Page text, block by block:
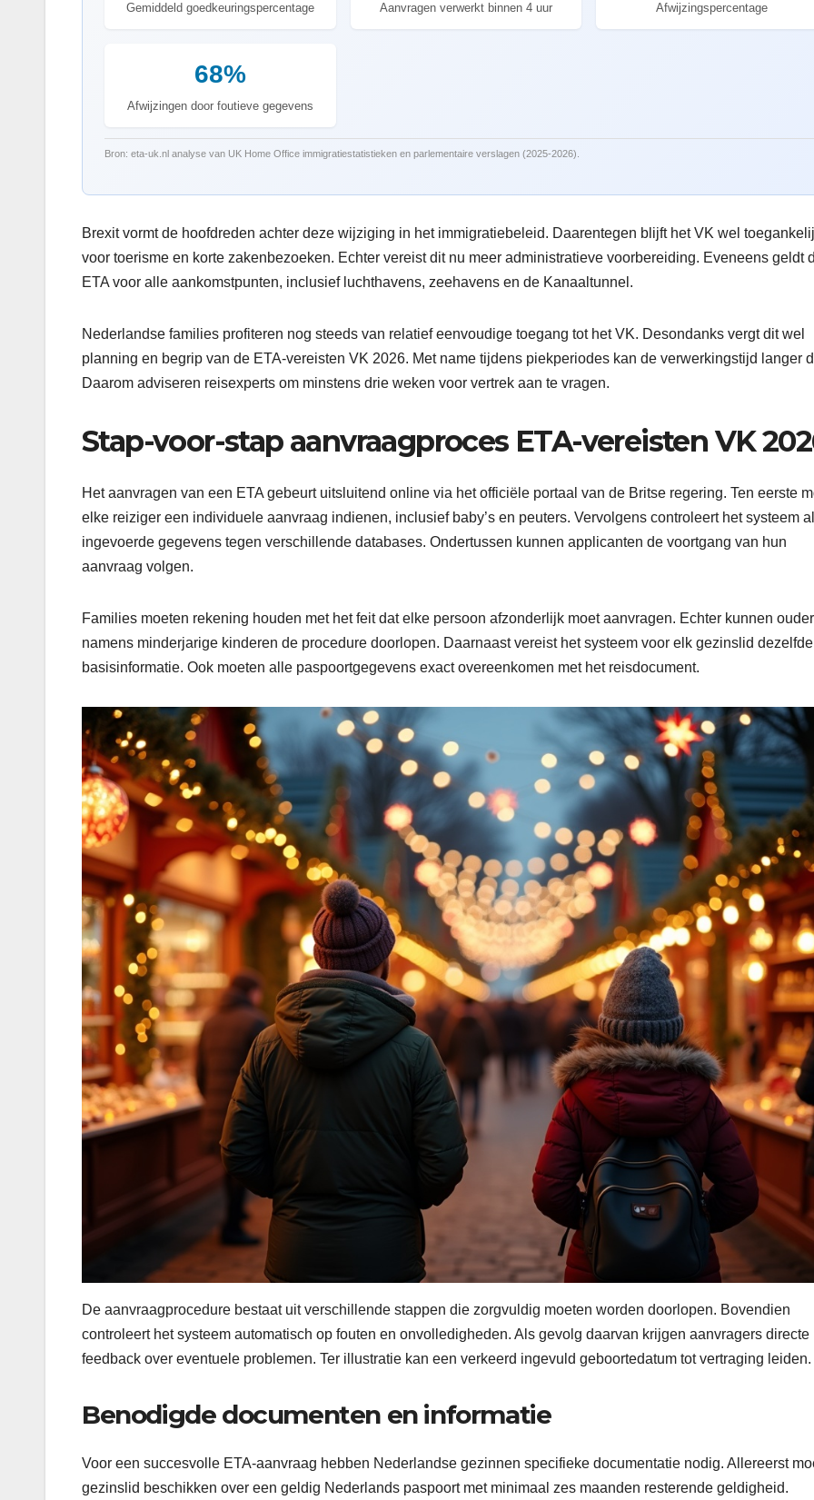
Gemiddeld goedkeuringspercentage Aanvragen verwerkt binnen 4 uur Afwijzingspercentage
68%
Afwijzingen door foutieve gegevens
Bron: eta-uk.nl analyse van UK Home Office immigratiestatistieken en parlementaire verslagen (2025-2026).
Brexit vormt de hoofdreden achter deze wijziging in het immigratiebeleid. Daarentegen blijft het VK wel
voor toerisme en korte zakenbezoeken. Echter vereist dit nu meer administratieve voorbereiding. Eveneens geldt
ETA voor alle aankomstpunten, inclusief luchthavens, zeehavens en de Kanaaltunnel.
Nederlandse families profiteren nog steeds van relatief eenvoudige toegang tot het VK. Desondanks vergt dit wel
planning en begrip van de ETA-vereisten VK 2026. Met name tijdens piekperiodes kan de verwerkingstijd langer
Daarom adviseren reisexperts om minstens drie weken voor vertrek aan te vragen.
Stap-voor-stap aanvraagproces ETA-vereisten VK
Het aanvragen van een ETA gebeurt uitsluitend online via het officiële portaal van de Britse regering. Ten eerste
elke reiziger een individuele aanvraag indienen, inclusief baby’s en peuters. Vervolgens controleert het systeem
ingevoerde gegevens tegen verschillende databases. Ondertussen kunnen applicanten de voortgang van hun
aanvraag volgen.
Families moeten rekening houden met het feit dat elke persoon afzonderlijk moet aanvragen. Echter kunnen
namens minderjarige kinderen de procedure doorlopen. Daarnaast vereist het systeem voor elk gezinslid dezelfde
basisinformatie. Ook moeten alle paspoortgegevens exact overeenkomen met het reisdocument.
De aanvraagprocedure bestaat uit verschillende stappen die zorgvuldig moeten worden doorlopen. Bovendien
controleert het systeem automatisch op fouten en onvolledigheden. Als gevolg daarvan krijgen aanvragers directe
feedback over eventuele problemen. Ter illustratie kan een verkeerd ingevuld geboortedatum tot vertraging leiden.
Benodigde documenten en informatie
Voor een succesvolle ETA-aanvraag hebben Nederlandse gezinnen specifieke documentatie nodig. Allereerst
gezinslid beschikken over een geldig Nederlands paspoort met minimaal zes maanden resterende geldigheid.